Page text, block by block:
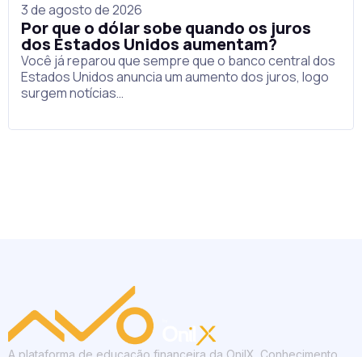
3 de agosto de 2026
Por que o dólar sobe quando os juros
dos Estados Unidos aumentam?
Você já reparou que sempre que o banco central dos
Estados Unidos anuncia um aumento dos juros, logo
surgem notícias…
A plataforma de educação financeira da OnilX. Conhecimento